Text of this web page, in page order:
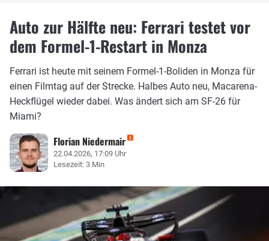
Auto zur Hälfte neu: Ferrari testet vor
dem Formel-1-Restart in Monza
Ferrari ist heute mit seinem Formel-1-Boliden in Monza für
einen Filmtag auf der Strecke. Halbes Auto neu, Macarena-
Heckflügel wieder dabei. Was ändert sich am SF-26 für
Miami?
Florian Niedermair
22.04.2026, 17:09 Uhr
Lesezeit: 3 Min